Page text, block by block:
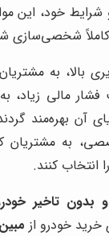
شرایط خود، این
شخصی‌سازی
بالا، به
فشار مالی
آن بهره‌مند
به مشتریان
انتخاب کنند.
بدون تاخیر
خرید خودرو از